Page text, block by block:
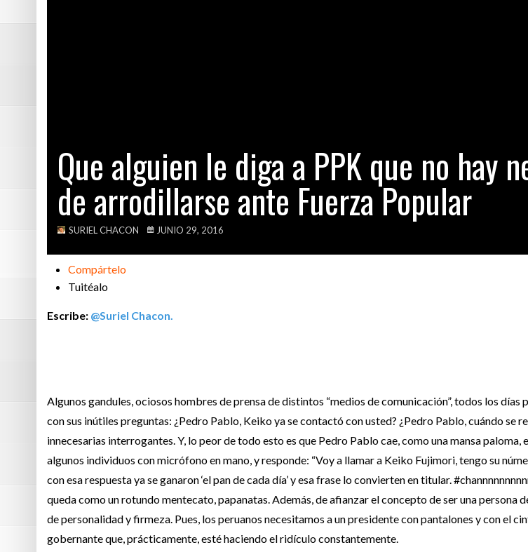
Que alguien le diga a PPK que no hay
de arrodillarse ante Fuerza Popular
SURIEL CHACON JUNIO 29, 2016
Compártelo
Tuitéalo
Escribe: @Suriel Chacon.
Algunos gandules, ociosos hombres de prensa de distintos “medios de comunicación”, todos los días
con sus inútiles preguntas: ¿Pedro Pablo, Keiko ya se contactó con usted? ¿Pedro Pablo, cuándo se
innecesarias interrogantes. Y, lo peor de todo esto es que Pedro Pablo cae, como una mansa paloma,
algunos individuos con micrófono en mano, y responde: “Voy a llamar a Keiko Fujimori, tengo su
con esa respuesta ya se ganaron ‘el pan de cada día’ y esa frase lo convierten en titular.
queda como un rotundo mentecato, papanatas. Además, de afianzar el concepto de ser una persona
de personalidad y firmeza. Pues, los peruanos necesitamos a un presidente con pantalones y con el
gobernante que, prácticamente, esté haciendo el ridículo constantemente.